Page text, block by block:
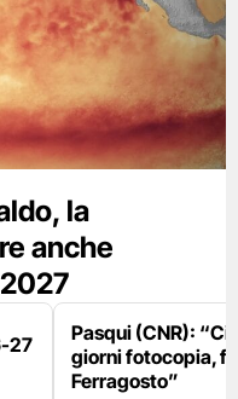
la
anche
27
Pasqui (CNR):
giorni fotocopia,
Ferragosto”